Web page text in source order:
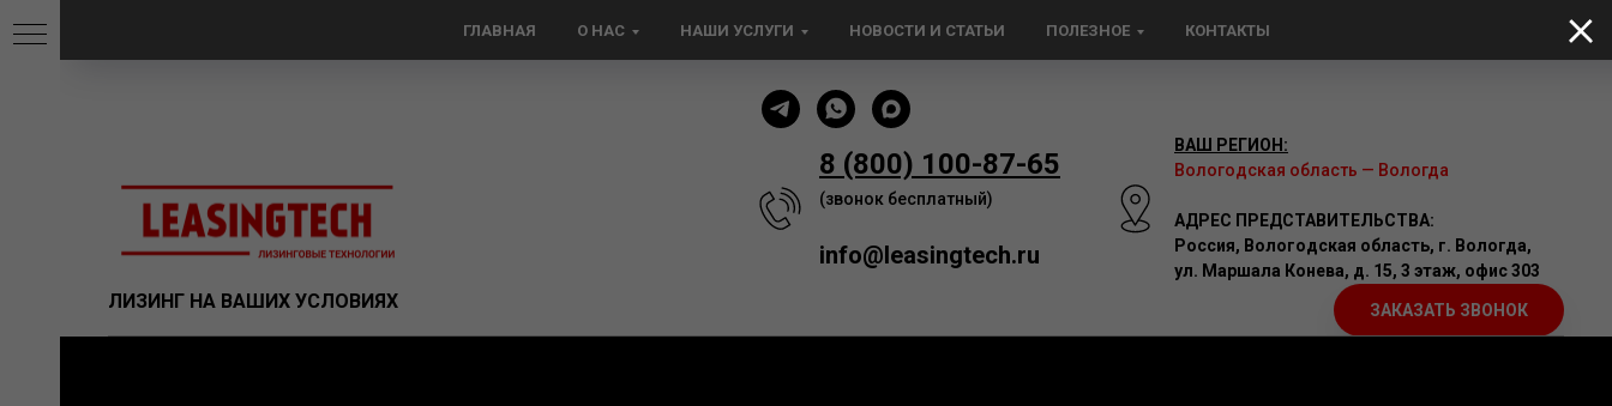
ГЛАВНАЯ О НАС НАШИ УСЛУГИ НОВОСТИ И СТАТЬИ ПОЛЕЗНОЕ КОНТАКТЫ
ЛИЗИНГ НА ВАШИХ УСЛОВИЯХ
8 (800) 100-87-65
(звонок бесплатный)
info@leasingtech.ru
ВАШ РЕГИОН:
Вологодская область — Вологда
АДРЕС ПРЕДСТАВИТЕЛЬСТВА:
Россия, Вологодская область, г. Вологда,
ул. Маршала Конева, д. 15, 3 этаж, офис 303
ЗАКАЗАТЬ ЗВОНОК